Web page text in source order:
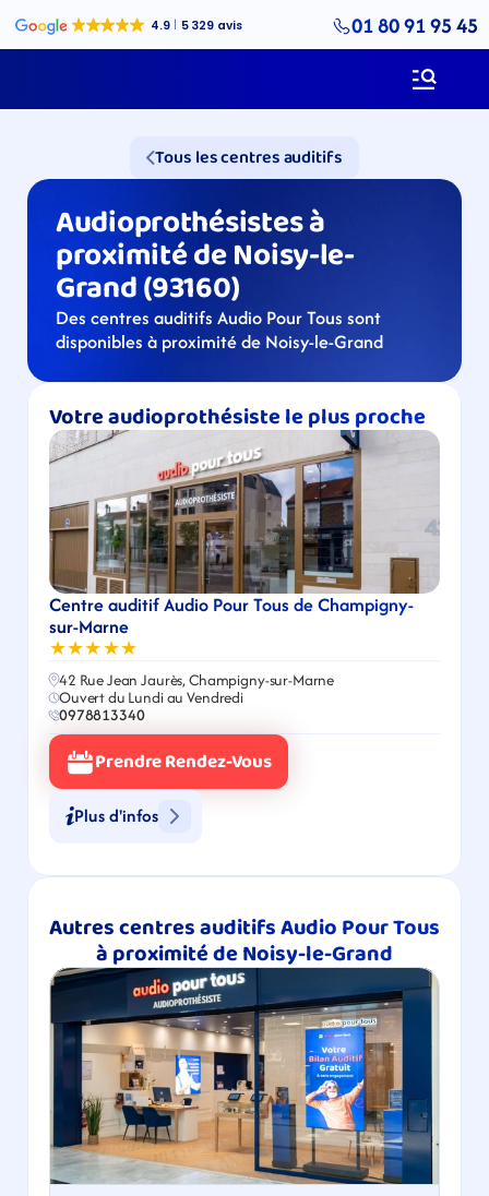
01 80 91 95 45
Tous les centres auditifs
Audioprothésistes à
proximité de Noisy-le-
Grand (93160)
Des centres auditifs Audio Pour Tous sont
disponibles à proximité de Noisy-le-Grand
Votre audioprothésiste le plus proche
Centre auditif Audio Pour Tous de Champigny-
sur-Marne
★★★★★
42 Rue Jean Jaurès, Champigny-sur-Marne
Ouvert du Lundi au Vendredi
0978813340
Prendre Rendez-Vous
Plus d'infos
Autres centres auditifs Audio Pour Tous
à proximité de Noisy-le-Grand